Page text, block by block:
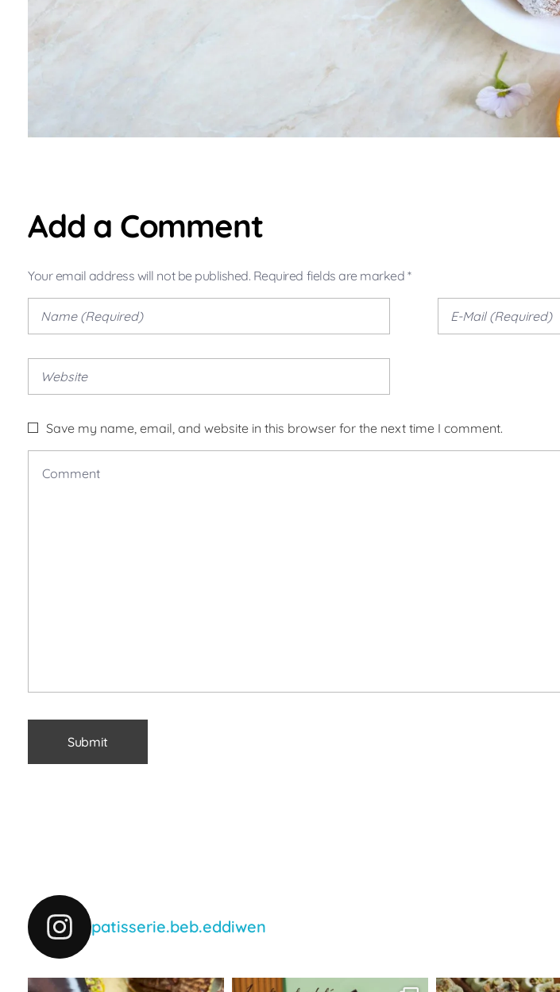
Add a Comment
Your email address will not be published. Required fields are marked *
Save my name, email, and website in this browser for the next time I comment.
patisserie.beb.eddiwen